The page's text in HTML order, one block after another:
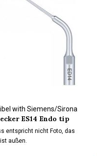
with Siemens/Sirona
ES14 Endo tip
entspricht nicht Foto, das
außen.